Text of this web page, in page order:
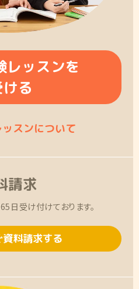
レッスンを
る
スンについて
請求
日受け付けております。
料請求する